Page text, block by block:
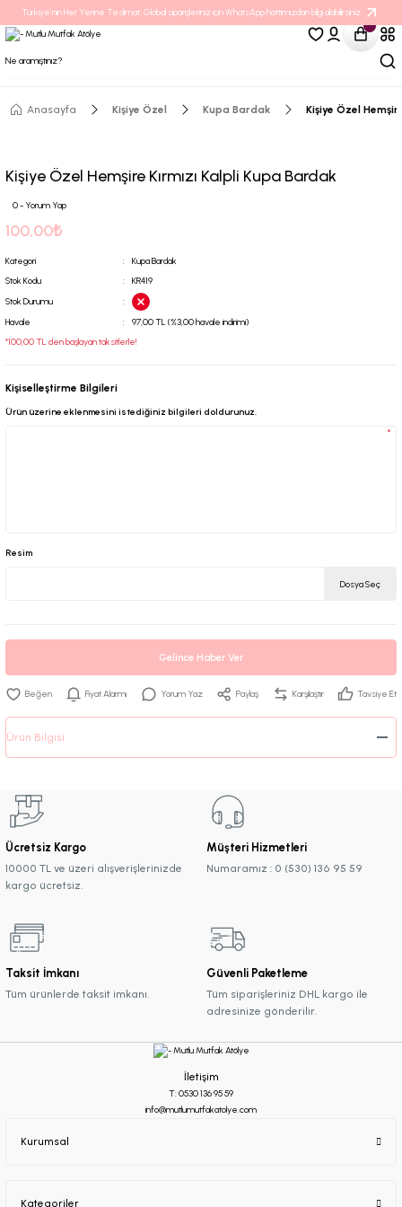
Türkiye’nin Her Yerine Teslimat. Global siparişleriniz için WhatsApp hattımızdan bilgi alabilirsiniz.
Anasayfa Kişiye Özel Kupa Bardak Kişiye Özel
Kişiye Özel Hemşire Kırmızı Kalpli Kupa Bardak
0 - Yorum Yap
100,00₺
Kategori
Kupa Bardak
Stok Kodu
KR419
Stok Durumu
Havale
97,00 TL (%3,00 havale indirimi)
*100,00 TL den başlayan taksitlerle!
Kişiselleştirme Bilgileri
Ürün üzerine eklenmesini istediğiniz bilgileri doldurunuz.
*
Resim
Dosya Seç
Gelince Haber Ver
Fiyat Alarmı Yorum Yaz Paylaş Karşılaştır Tavsiye Et
Ürün Bilgisi
Ücretsiz Kargo
10000 TL ve üzeri alışverişlerinizde
kargo ücretsiz.
Müşteri Hizmetleri
Numaramız : 0 (530) 136 95 59
Taksit İmkanı
Tüm ürünlerde taksit imkanı.
Güvenli Paketleme
Tüm siparişleriniz DHL kargo ile
adresinize gönderilir.
İletişim
T: 0530 136 95 59
info@mutlumutfakatolye.com
Kurumsal
Kategoriler